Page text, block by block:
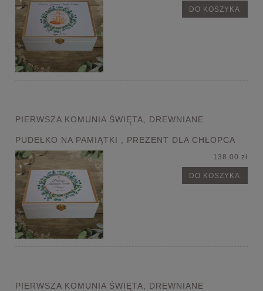
DO KOSZYKA
PIERWSZA KOMUNIA ŚWIĘTA, DREWNIANE
PUDEŁKO NA PAMIĄTKI , PREZENT DLA CHŁOPCA
138,00 zł
DO KOSZYKA
PIERWSZA KOMUNIA ŚWIĘTA, DREWNIANE